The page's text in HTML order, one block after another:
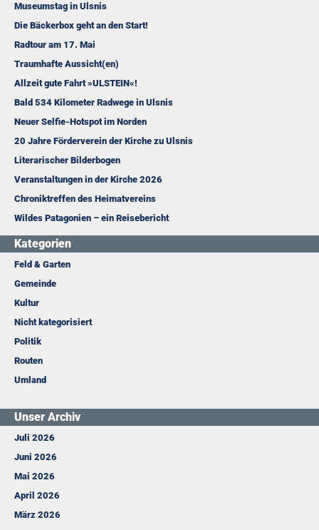
Museumstag in Ulsnis
Die Bäckerbox geht an den Start!
Radtour am 17. Mai
Traumhafte Aussicht(en)
Allzeit gute Fahrt »ULSTEIN«!
Bald 534 Kilometer Radwege in Ulsnis
Neuer Selfie-Hotspot im Norden
20 Jahre Förderverein der Kirche zu Ulsnis
Literarischer Bilderbogen
Veranstaltungen in der Kirche 2026
Chroniktreffen des Heimatvereins
Wildes Patagonien – ein Reisebericht
Kategorien
Feld & Garten
Gemeinde
Kultur
Nicht kategorisiert
Politik
Routen
Umland
Unser Archiv
Juli 2026
Juni 2026
Mai 2026
April 2026
März 2026